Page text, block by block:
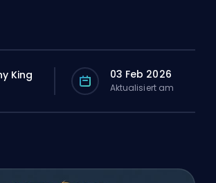
King 03 Feb 2026
Aktualisiert am